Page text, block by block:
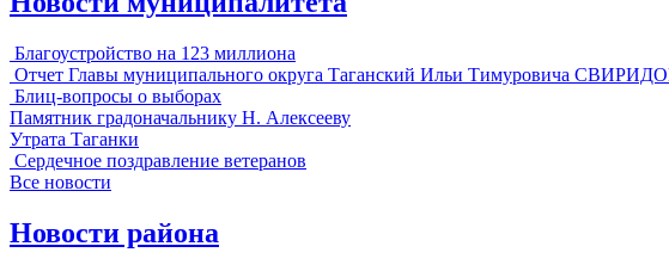
Благоустройство на 123 миллиона
Отчет Главы муниципального округа Таганский Ильи Тимуровича
Блиц-вопросы о выборах
Памятник градоначальнику Н. Алексееву
Утрата Таганки
Сердечное поздравление ветеранов
Все новости
Новости района